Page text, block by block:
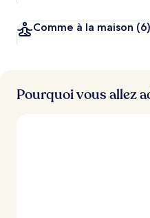
Comme à la maison (6)
Pourquoi vous allez